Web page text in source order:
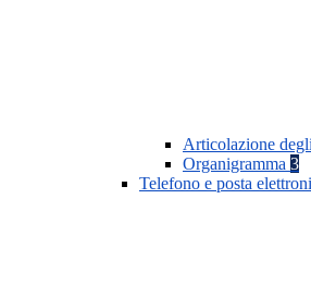
Articolazione
Organigramma 3
Telefono e posta